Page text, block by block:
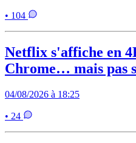
• 104
Netflix s'affiche en
Chrome… mais pas
04/08/2026 à 18:25
• 24